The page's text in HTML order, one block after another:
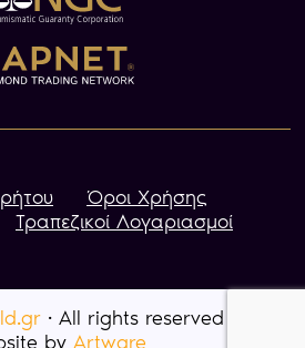
Όροι Χρήσης
Τραπεζικοί Λογαριασμοί
· All rights reserved · A
by Artware